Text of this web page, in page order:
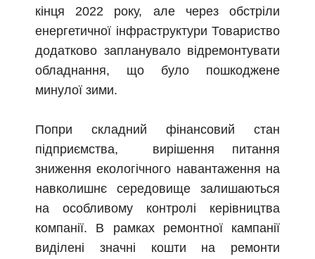
кінця 2022 року, але через обстріли
енергетичної інфраструктури Товариство
додатково запланувало відремонтувати
обладнання, що було пошкоджене
минулої зими.
Попри складний фінансовий стан
підприємства, вирішення питання
зниження екологічного навантаження на
навколишнє середовище залишаються
на особливому контролі керівництва
компанії. В рамках ремонтної кампанії
виділені значні кошти на ремонти